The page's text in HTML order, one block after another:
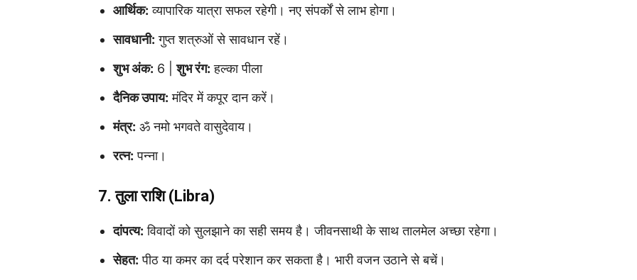
आर्थिक: व्यापारिक यात्रा सफल रहेगी। नए संपर्कों से लाभ होगा।
सावधानी: गुप्त शत्रुओं से सावधान रहें।
शुभ अंक: 6 |शुभ रंग: हल्का पीला
दैनिक उपाय: मंदिर में कपूर दान करें।
मंत्र: ॐ नमो भगवते वासुदेवाय।
रत्न: पन्ना।
7. तुला राशि (Libra)
दांपत्य: विवादों को सुलझाने का सही समय है। जीवनसाथी के साथ तालमेल अच्छा रहेगा।
सेहत: पीठ या कमर का दर्द परेशान कर सकता है। भारी वजन उठाने से बचें।